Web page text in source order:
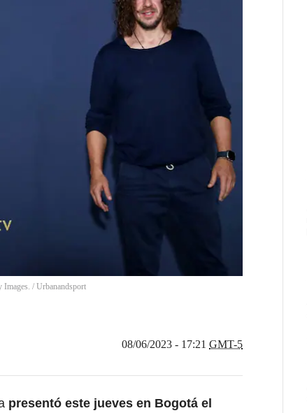
Images. / Urbanandsport
08/06/2023 - 17:21 GMT-5
presentó este jueves en Bogotá el